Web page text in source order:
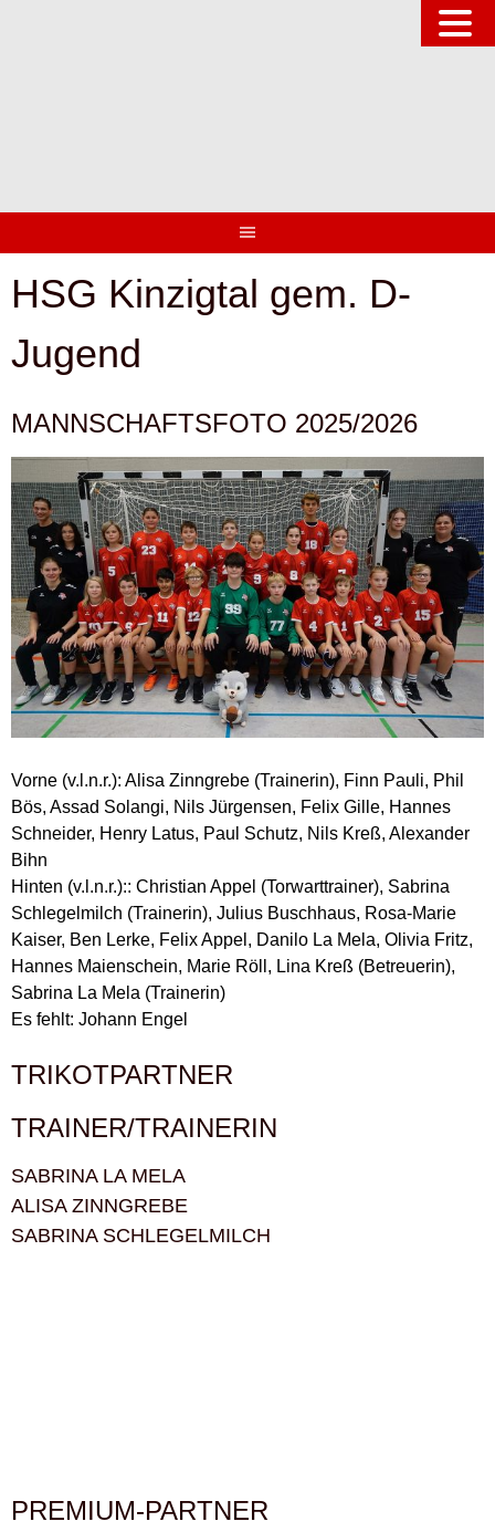
HSG Kinzigtal gem. D-
Jugend
MANNSCHAFTSFOTO 2025/2026
Vorne (v.l.n.r.): Alisa Zinngrebe (Trainerin), Finn Pauli, Phil
Bös, Assad Solangi, Nils Jürgensen, Felix Gille, Hannes
Schneider, Henry Latus, Paul Schutz, Nils Kreß, Alexander
Bihn
Hinten (v.l.n.r.):: Christian Appel (Torwarttrainer), Sabrina
Schlegelmilch (Trainerin), Julius Buschhaus, Rosa-Marie
Kaiser, Ben Lerke, Felix Appel, Danilo La Mela, Olivia Fritz,
Hannes Maienschein, Marie Röll, Lina Kreß (Betreuerin),
Sabrina La Mela (Trainerin)
Es fehlt: Johann Engel
TRIKOTPARTNER
TRAINER/TRAINERIN
SABRINA LA MELA
ALISA ZINNGREBE
SABRINA SCHLEGELMILCH
PREMIUM-PARTNER